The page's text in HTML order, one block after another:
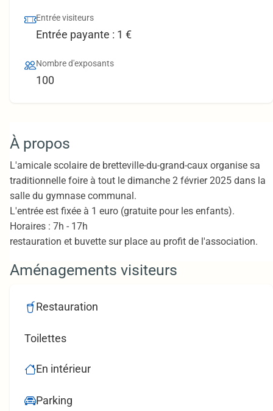
Entrée visiteurs
Entrée payante : 1 €
Nombre d'exposants
100
À propos
L'amicale scolaire de bretteville-du-grand-caux organise sa
traditionnelle foire à tout le dimanche 2 février 2025 dans la
salle du gymnase communal.
L'entrée est fixée à 1 euro (gratuite pour les enfants).
Horaires : 7h - 17h
restauration et buvette sur place au profit de l'association.
Aménagements visiteurs
Restauration
Toilettes
En intérieur
Parking